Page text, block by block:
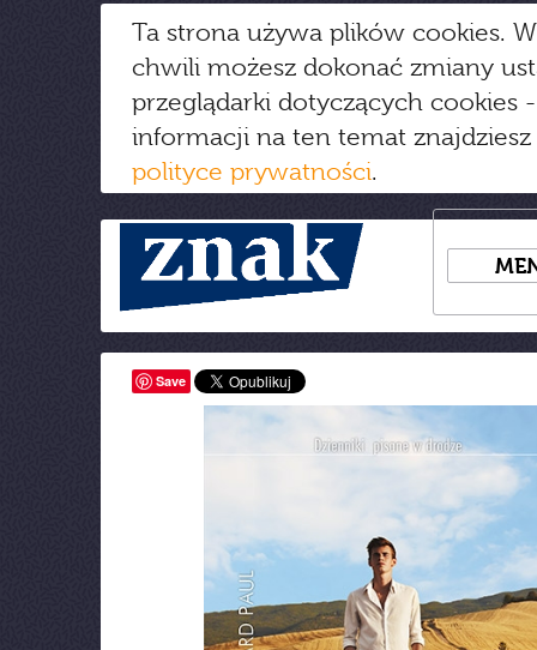
Ta strona używa plików cookies.
chwili możesz dokonać zmiany
przeglądarki dotyczących cookies
informacji na ten temat
polityce prywatności.
Save